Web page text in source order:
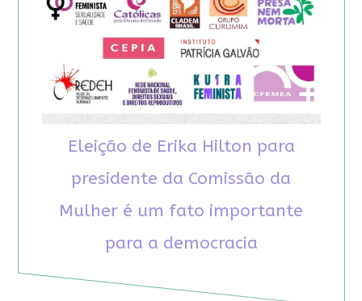
Eleição de Erika Hilton para
presidente da Comissão da
Mulher é um fato importante
para a democracia